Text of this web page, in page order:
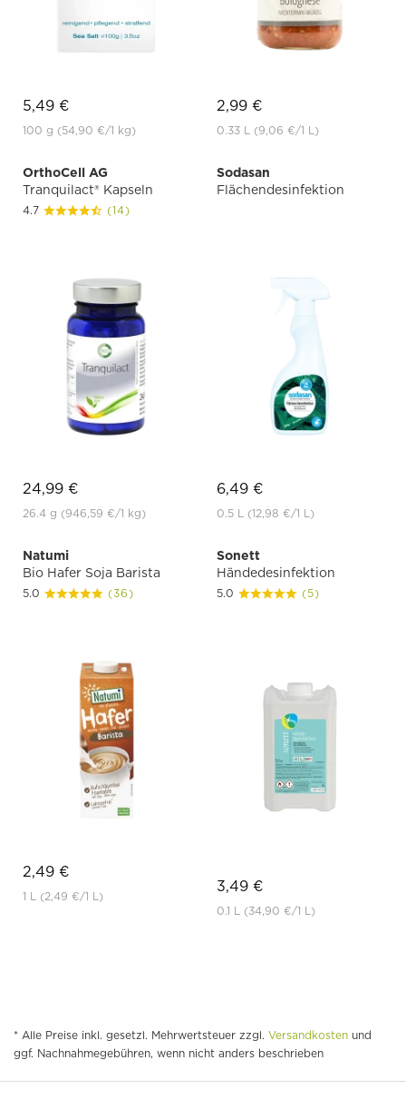
5,49 €
100 g (54,90 €/1 kg)
2,99 €
0.33 L (9,06 €/1 L)
OrthoCell AG
Tranquilact® Kapseln
4.7 (14)
24,99 €
26.4 g (946,59 €/1 kg)
Sodasan
Flächendesinfektion
6,49 €
0.5 L (12,98 €/1 L)
Natumi
Bio Hafer Soja Barista
5.0 (36)
2,49 €
1 L (2,49 €/1 L)
Sonett
Händedesinfektion
5.0 (5)
3,49 €
0.1 L (34,90 €/1 L)
* Alle Preise inkl. gesetzl. Mehrwertsteuer zzgl. Versandkosten und
ggf. Nachnahmegebühren, wenn nicht anders beschrieben